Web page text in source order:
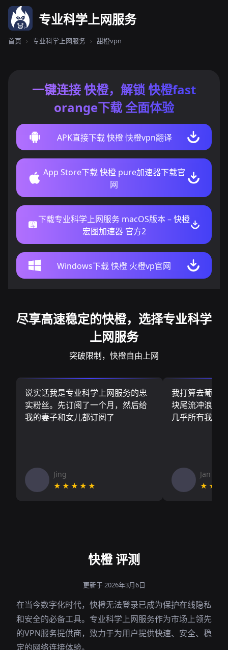
专业科学上网服务
首页 › 专业科学上网服务 › 甜橙vpn
一键连接 快橙，解锁 快橙fast
orange下载 全面体验
APK直接下载 快橙 快橙vpn翻译
App Store下载 快橙 pure加速器下载官
网
下载专业科学上网服务 macOS版本 – 快橙
宏图加速器 官方2
Windows下载 快橙 火橙vp官网
尽享高速稳定的快橙，选择专业科学
上网服务
突破限制，快橙自由上网
说实话我是专业科学上网服务的忠
实粉丝。先订阅了一个月，然后给
我的妻子和女儿都订阅了
Jing
★★★★★
我打算去葡萄
块尾流冲浪板
几乎所有我需
Jan V
快橙 评测
更新于 2026年3月6日
在当今数字化时代，快橙无法登录已成为保护在线隐私
和安全的必备工具。专业科学上网服务作为市场上领先
的VPN服务提供商，致力于为用户提供快速、安全、稳
定的网络连接体验。